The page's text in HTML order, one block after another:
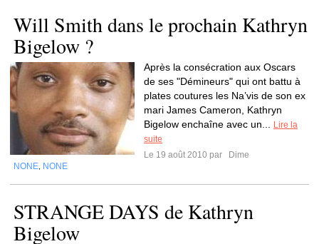
Will Smith dans le prochain Kathryn
Bigelow ?
Après la consécration aux Oscars
de ses "Démineurs" qui ont battu à
plates coutures les Na’vis de son ex
mari James Cameron, Kathryn
Bigelow enchaîne avec un...
Lire la
suite
Le 19 août 2010 par
Dime
NONE NONE
STRANGE DAYS de Kathryn
Bigelow